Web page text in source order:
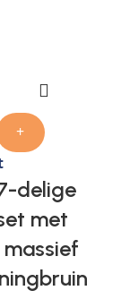
+
delige
met
massief